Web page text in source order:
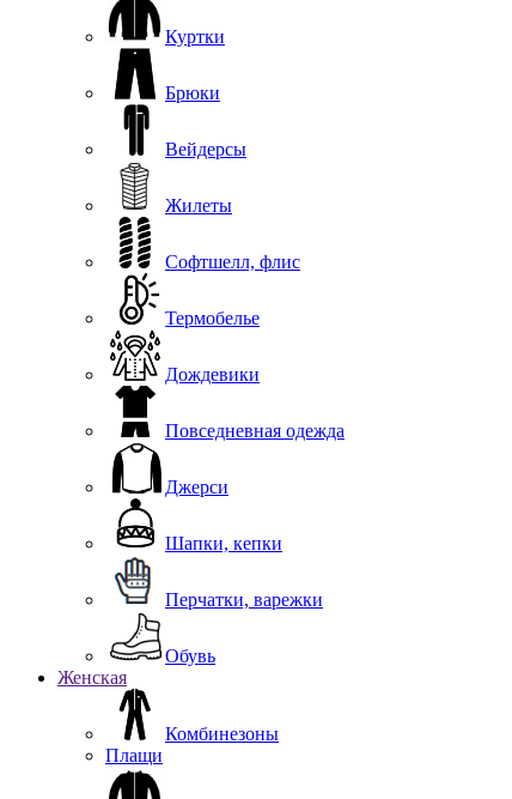
Куртки
Брюки
Вейдерсы
Жилеты
Софтшелл, флис
Термобелье
Дождевики
Повседневная одежда
Джерси
Шапки, кепки
Перчатки, варежки
Обувь
Женская
Комбинезоны
Плащи